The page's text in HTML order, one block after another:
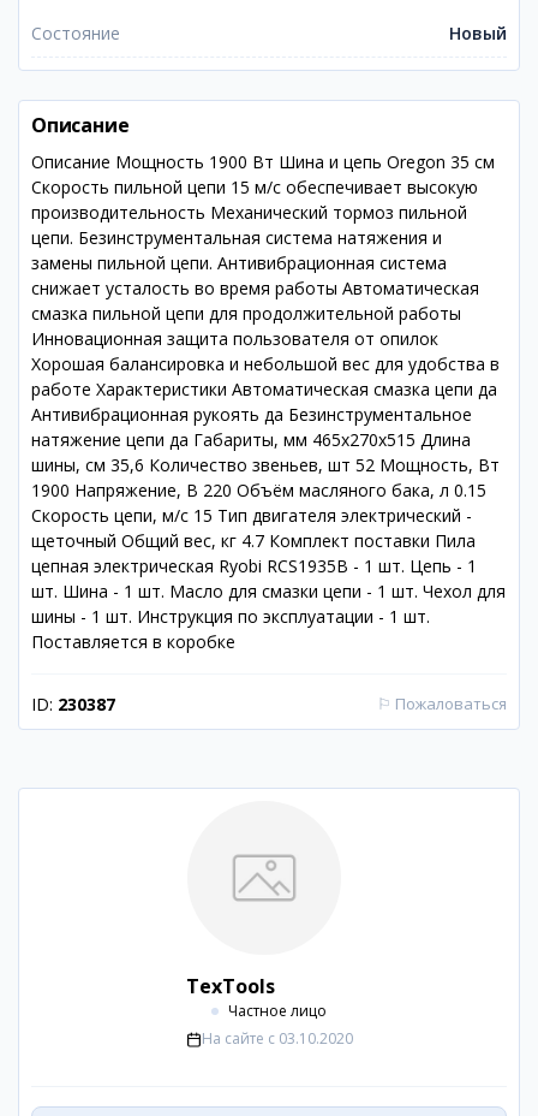
Состояние Новый
Описание
Описание Мощность 1900 Вт Шина и цепь Oregon 35 см
Скорость пильной цепи 15 м/с обеспечивает высокую
производительность Механический тормоз пильной
цепи. Безинструментальная система натяжения и
замены пильной цепи. Антивибрационная система
снижает усталость во время работы Автоматическая
смазка пильной цепи для продолжительной работы
Инновационная защита пользователя от опилок
Хорошая балансировка и небольшой вес для удобства в
работе Характеристики Автоматическая смазка цепи да
Антивибрационная рукоять да Безинструментальное
натяжение цепи да Габариты, мм 465х270х515 Длина
шины, см 35,6 Количество звеньев, шт 52 Мощность, Вт
1900 Напряжение, В 220 Объём масляного бака, л 0.15
Скорость цепи, м/с 15 Тип двигателя электрический -
щеточный Общий вес, кг 4.7 Комплект поставки Пила
цепная электрическая Ryobi RCS1935B - 1 шт. Цепь - 1
шт. Шина - 1 шт. Масло для смазки цепи - 1 шт. Чехол для
шины - 1 шт. Инструкция по эксплуатации - 1 шт.
Поставляется в коробке
ID: 230387 ⚐ Пожаловаться
TexTools
Частное лицо
На сайте с 03.10.2020